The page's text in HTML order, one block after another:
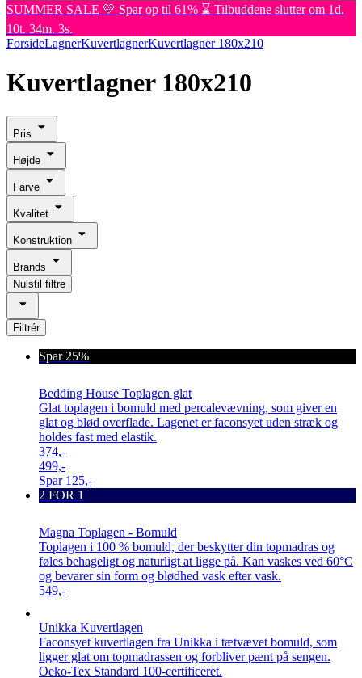
SUMMER SALE 💛 Spar op til 61% ⌛ Tilbuddene slutter om 1d.
10t. 34m. 3s.
ForsideLagnerKuvertlagnerKuvertlagner 180x210
Kuvertlagner 180x210
Pris
Højde
Farve
Kvalitet
Konstruktion
Brands
Nulstil filtre
Filtrér
Spar 25%
Bedding House Toplagen glat
Glat toplagen i bomuld med percalevævning, som giver en
glat og blød overflade. Lagenet er faconsyet uden stræk og
holdes fast med elastik.
374,-
499,-
Spar 125,-
2 FOR 1
Magna Toplagen - Bomuld
Toplagen i 100 % bomuld, der beskytter din topmadras og
føles behageligt og naturligt at ligge på. Kan vaskes ved 60°C
og bevarer sin form og blødhed vask efter vask.
549,-
Unikka Kuvertlagen
Faconsyet kuvertlagen fra Unikka i tætvævet bomuld, som
ligger glat om topmadrassen og forbliver pænt på sengen.
Oeko-Tex Standard 100-certificeret.